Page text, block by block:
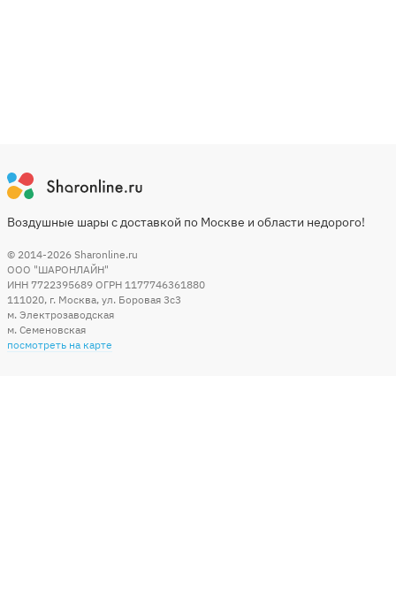
Воздушные шары с доставкой по Москве и области недорого!
© 2014-2026 Sharonline.ru
ООО "ШАРОНЛАЙН"
ИНН 7722395689 ОГРН 1177746361880
111020, г. Москва, ул. Боровая 3c3
м. Электрозаводская
м. Семеновская
посмотреть на карте